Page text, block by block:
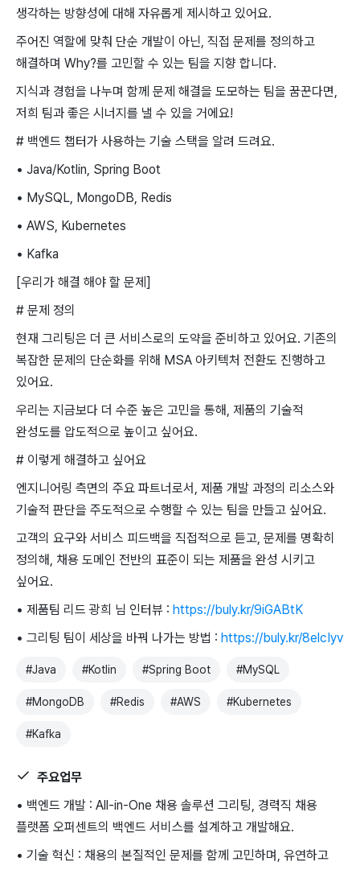
생각하는 방향성에 대해 자유롭게 제시하고 있어요.
주어진 역할에 맞춰 단순 개발이 아닌, 직접 문제를 정의하고
해결하며 Why?를 고민할 수 있는 팀을 지향 합니다.
지식과 경험을 나누며 함께 문제 해결을 도모하는 팀을 꿈꾼다면,
저희 팀과 좋은 시너지를 낼 수 있을 거에요!
# 백엔드 챕터가 사용하는 기술 스택을 알려 드려요.
• Java/Kotlin, Spring Boot
• MySQL, MongoDB, Redis
• AWS, Kubernetes
• Kafka
[우리가 해결 해야 할 문제]
# 문제 정의
현재 그리팅은 더 큰 서비스로의 도약을 준비하고 있어요. 기존의
복잡한 문제의 단순화를 위해 MSA 아키텍처 전환도 진행하고
있어요.
우리는 지금보다 더 수준 높은 고민을 통해, 제품의 기술적
완성도를 압도적으로 높이고 싶어요.
# 이렇게 해결하고 싶어요
엔지니어링 측면의 주요 파트너로서, 제품 개발 과정의 리소스와
기술적 판단을 주도적으로 수행할 수 있는 팀을 만들고 싶어요.
고객의 요구와 서비스 피드백을 직접적으로 듣고, 문제를 명확히
정의해, 채용 도메인 전반의 표준이 되는 제품을 완성 시키고
싶어요.
• 제품팀 리드 광희 님 인터뷰 : https://buly.kr/9iGABtK
• 그리팅 팀이 세상을 바꿔 나가는 방법 : https://buly.kr/8elcIyv
#Java #Kotlin #Spring Boot #MySQL
#MongoDB #Redis #AWS #Kubernetes
#Kafka
주요업무
• 백엔드 개발 : All-in-One 채용 솔루션 그리팅, 경력직 채용
플랫폼 오퍼센트의 백엔드 서비스를 설계하고 개발해요.
• 기술 혁신 : 채용의 본질적인 문제를 함께 고민하며, 유연하고